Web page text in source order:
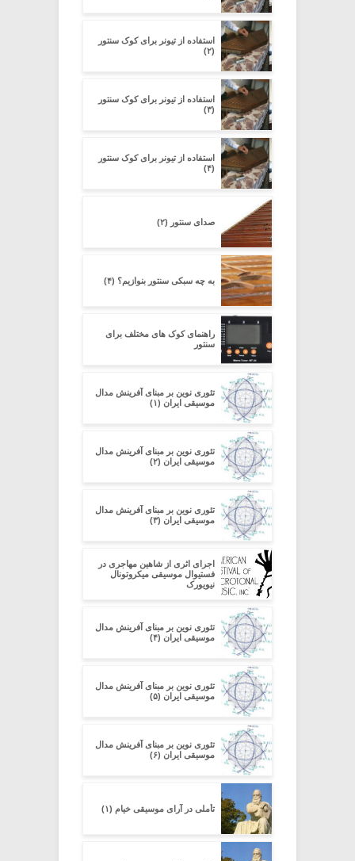
استفاده از تیونر برای کوک سنتور
(۲)
استفاده از تیونر برای کوک سنتور
(۳)
استفاده از تیونر برای کوک سنتور
(۴)
صدای سنتور (۲)
به چه سبکی سنتور بنوازیم؟ (۴)
راهنمای کوک های مختلف برای
سنتور
تئوری نوین بر مبنای آفرینش مدال
موسیقی ایران (۱)
تئوری نوین بر مبنای آفرینش مدال
موسیقی ایران (۲)
تئوری نوین بر مبنای آفرینش مدال
موسیقی ایران (۳)
اجرای اثری از شاهین مهاجری در
فستیوال موسیقی میکروتونال
نیویورک
تئوری نوین بر مبنای آفرینش مدال
موسیقی ایران (۴)
تئوری نوین بر مبنای آفرینش مدال
موسیقی ایران (۵)
تئوری نوین بر مبنای آفرینش مدال
موسیقی ایران (۶)
تأملی در آرای موسیقی خیام (۱)